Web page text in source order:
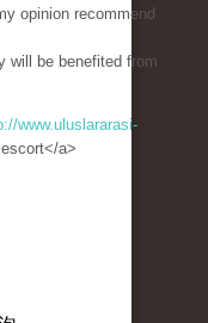
opinion recommend
will be benefited from
www.uluslararasi-
a>